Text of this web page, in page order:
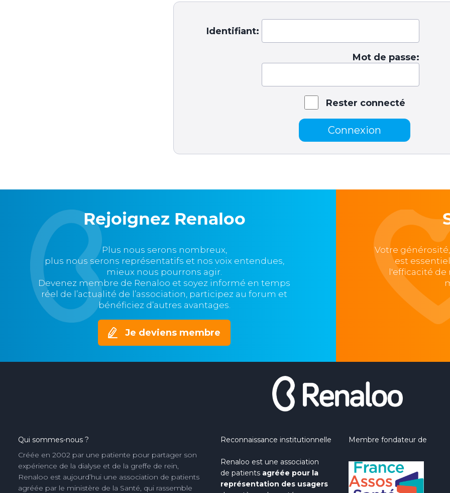
Identifiant:
Mot de passe:
Rester connecté
Connexion
Rejoignez Renaloo
Plus nous serons nombreux,
plus nous serons représentatifs et nos voix entendues,
mieux nous pourrons agir.
Devenez membre de Renaloo et soyez informé en temps
réel de l’actualité de l’association, participez au forum et
bénéficiez d’autres avantages.
Je deviens membre
Votre
est
l'efficacité de
Qui sommes-nous ?
Créée en 2002 par une patiente pour partager son
expérience de la dialyse et de la greffe de rein,
Renaloo est aujourd’hui une association de patients
agréée par le ministère de la Santé, qui rassemble
Reconnaissance institutionnelle
Renaloo est une association
de patients agréée pour la
représentation des usagers
Membre fondateur de